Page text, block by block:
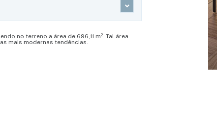
no terreno a área de 696,11 m². Tal área
mais modernas tendências.